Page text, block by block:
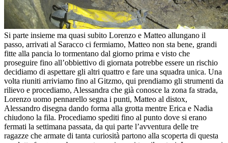
Si parte insieme ma quasi subito Lorenzo e Matteo allungano il
passo, arrivati al Saracco ci fermiamo, Matteo non sta bene, grandi
fitte alla pancia lo tormentano dal giorno prima e visto che
proseguire fino all’obbiettivo di giornata potrebbe essere un rischio
decidiamo di aspettare gli altri quattro e fare una squadra unica. Una
volta riuniti arriviamo fino al Gitzmo, qui prendiamo gli strumenti da
rilievo e procediamo, Alessandra che già conosce la zona fa strada,
Lorenzo uomo pennarello segna i punti, Matteo al distox,
Alessandro disegna dando forma alla grotta mentre Erica e Nadia
chiudono la fila. Procediamo spediti fino al punto dove si erano
fermati la settimana passata, da qui parte l’avventura delle tre
ragazze che armate di tanta curiosità partono alla scoperta di questa